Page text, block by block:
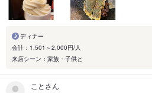
ディナー
会計：1,501～2,000円/人
来店シーン：家族・子供と
ことさん